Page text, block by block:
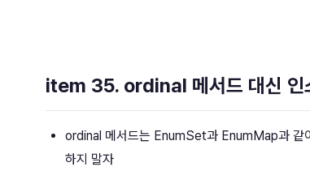
item 35. ordinal 메서드 대신 인
ordinal 메서드는 EnumSet과 EnumMap과 같
하지 말자